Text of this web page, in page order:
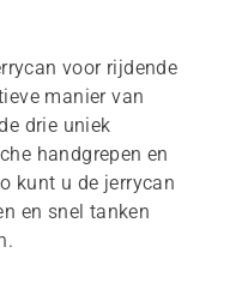
voor rijdende
manier van
drie uniek
handgrepen en
kunt u de jerrycan
en snel tanken